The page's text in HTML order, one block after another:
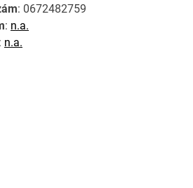
: 0672482759
: n.a.
: n.a.